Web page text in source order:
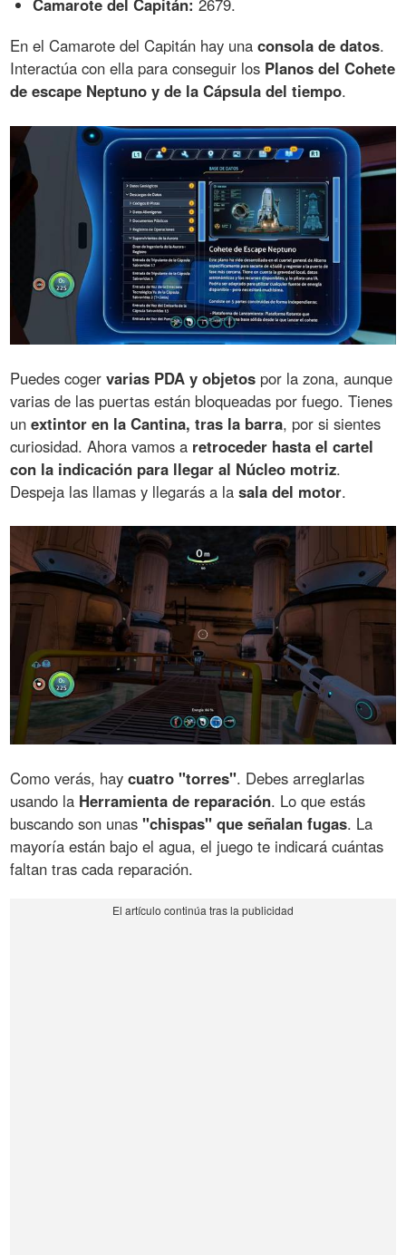
Camarote del Capitán: 2679.
En el Camarote del Capitán hay unaconsola de datos.
Interactúa con ella para conseguir los Planos del Cohete
de escape Neptuno y de la Cápsula del tiempo.
Puedes cogervarias PDA y objetos por la zona, aunque
varias de las puertas están bloqueadas por fuego. Tienes
unextintor en la Cantina, tras la barra, por si sientes
curiosidad. Ahora vamos a retroceder hasta el cartel
con la indicación para llegar al Núcleo motriz.
Despeja las llamas y llegarás a lasala del motor.
Como verás, haycuatro "torres". Debes arreglarlas
usando la Herramienta de reparación. Lo que estás
buscando son unas"chispas" que señalan fugas. La
mayoría están bajo el agua, el juego te indicará cuántas
faltan tras cada reparación.